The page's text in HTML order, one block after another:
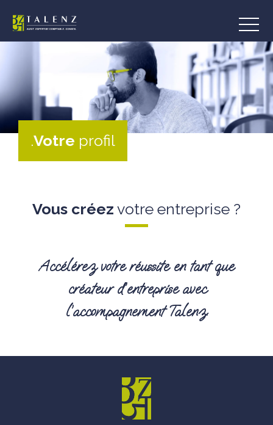
contenu
.Votre profil
Vous créez votre entreprise ?
Accélérez votre réussite en tant que
créateur d’entreprise avec
l’accompagnement Talenz.